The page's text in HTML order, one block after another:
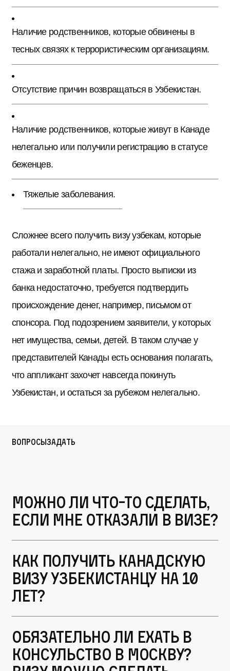
Наличие родственников, которые обвинены в
тесных связях к террористическим организациям.
Отсутствие причин возвращаться в Узбекистан.
Наличие родственников, которые живут в Канаде
нелегально или получили регистрацию в статусе
беженцев.
Тяжелые заболевания.
Сложнее всего получить визу узбекам, которые
работали нелегально, не имеют официального
стажа и заработной платы. Просто выписки из
банка недостаточно, требуется подтвердить
происхождение денег, например, письмом от
спонсора. Под подозрением заявители, у которых
нет имущества, семьи, детей. В таком случае у
представителей Канады есть основания полагать,
что аппликант захочет навсегда покинуть
Узбекистан, и остаться за рубежом нелегально.
вопросызадать
Можно ли что-то сделать,
если мне отказали в визе?
Как получить канадскую
визу узбекистанцу на 10
лет?
Обязательно ли ехать в
консульство в Москву?